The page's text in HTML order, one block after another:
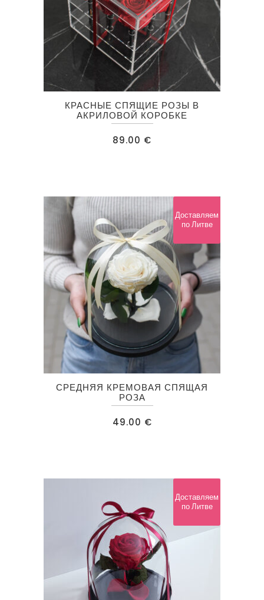
КРАСНЫЕ СПЯЩИЕ РОЗЫ В
АКРИЛОВОЙ КОРОБКЕ
89.00 €
СРЕДНЯЯ КРЕМОВАЯ СПЯЩАЯ
РОЗА
49.00 €
Доставляем
по Литве
Доставляем
по Литве